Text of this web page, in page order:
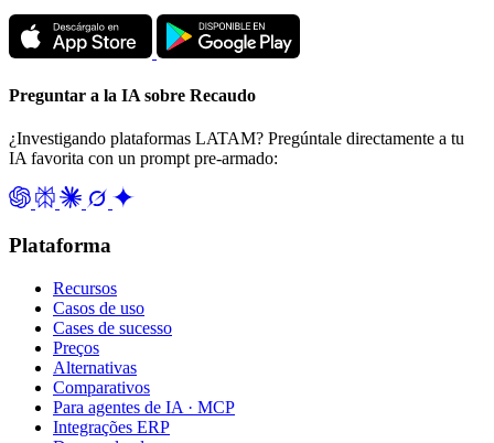
Preguntar a la IA sobre Recaudo
¿Investigando plataformas LATAM? Pregúntale directamente a tu
IA favorita con un prompt pre-armado:
Plataforma
Recursos
Casos de uso
Cases de sucesso
Preços
Alternativas
Comparativos
Para agentes de IA · MCP
Integrações ERP